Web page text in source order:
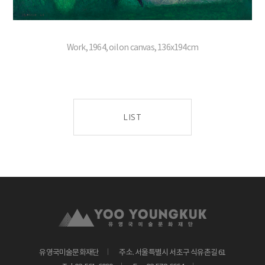
Work, 1964, oil on canvas, 136x194cm
LIST
유영국미술문화재단
주소. 서울특별시 서초구 식유촌길 61